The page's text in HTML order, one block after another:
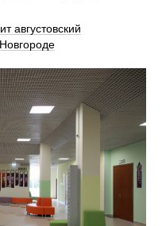
августовский